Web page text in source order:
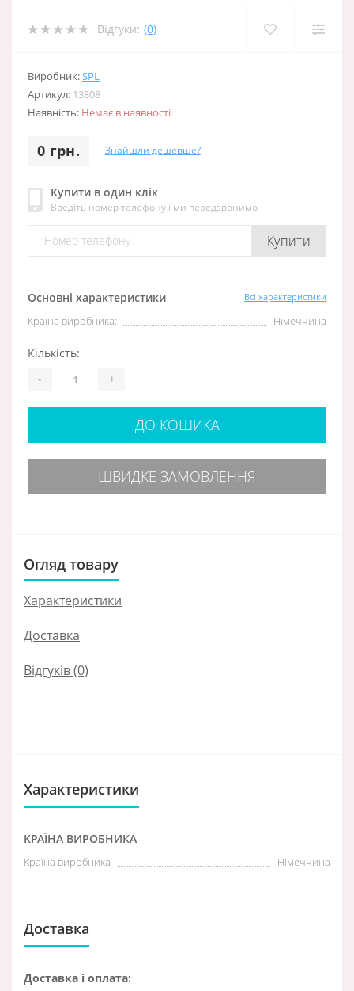
Відгуки: (0)
Виробник:SPL
Артикул: 13808
Наявність: Немає в наявності
0 грн. Знайшли дешевше?
Купити в один клік
Введіть номер телефону і ми передзвонимо
Купити
Основні характеристики Всі характеристики
Країна виробника: Німеччина
Кількість:
- +
ДО КОШИКА
ШВИДКЕ ЗАМОВЛЕННЯ
Огляд товару
Характеристики
Доставка
Відгуків (0)
Характеристики
КРАЇНА ВИРОБНИКА
Країна виробника Німеччина
Доставка
Доставка і оплата: